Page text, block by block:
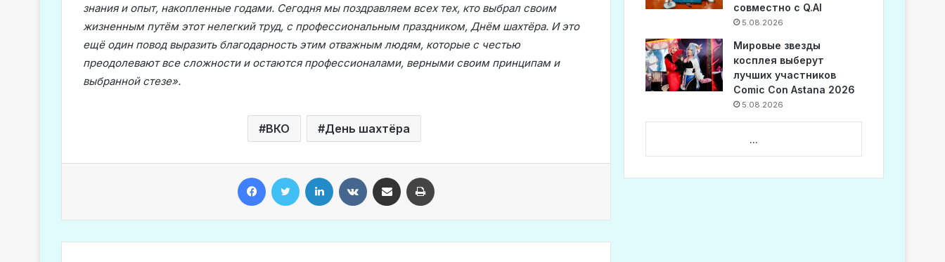
знания и опыт, накопленные годами. Сегодня мы поздравляем всех тех, кто выбрал своим
жизненным путём этот нелегкий труд, с профессиональным праздником, Днём шахтёра. И это
ещё один повод выразить благодарность этим отважным людям, которые с честью
преодолевают все сложности и остаются профессионалами, верными своим принципам и
выбранной стезе».
ВКО День шахтёра
совместно с Q.AI
5.08.2026
Мировые звезды
косплея выберут
лучших участников
Comic Con Astana 2026
5.08.2026
...